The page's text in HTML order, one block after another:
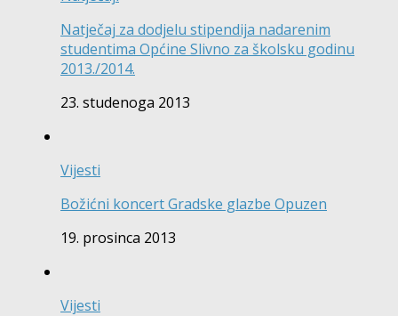
Natječaj za dodjelu stipendija nadarenim
studentima Općine Slivno za školsku godinu
2013./2014.
23. studenoga 2013
Vijesti
Božićni koncert Gradske glazbe Opuzen
19. prosinca 2013
Vijesti